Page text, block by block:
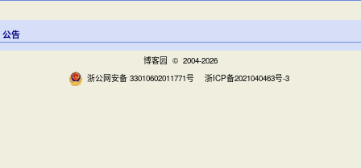
公告
博客园 © 2004-2026
浙公网安备 33010602011771号
浙ICP备2021040463号-3